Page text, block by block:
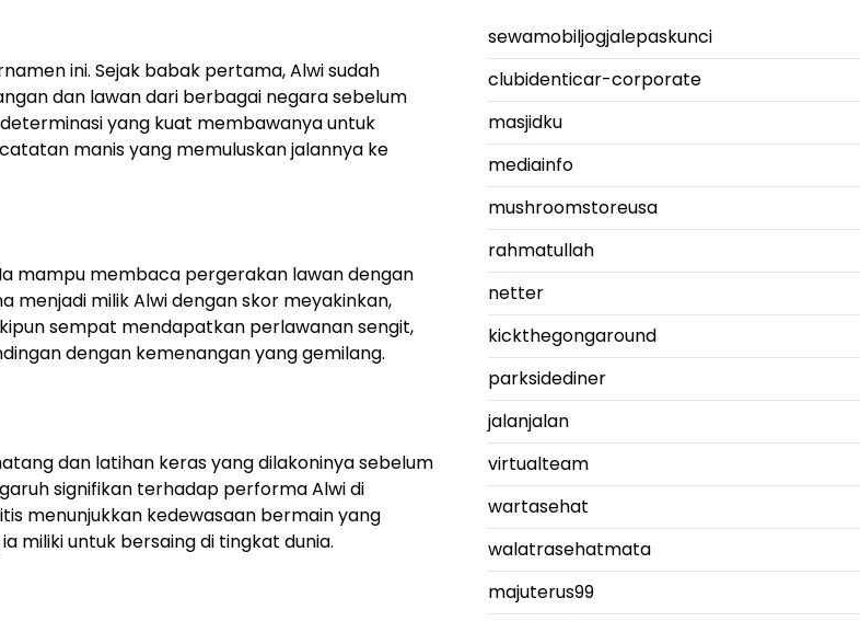
ini. Sejak babak pertama, Alwi sudah
dan lawan dari berbagai negara sebelum
yang kuat membawanya untuk
manis yang memuluskan jalannya ke
mampu membaca pergerakan lawan dengan
menjadi milik Alwi dengan skor meyakinkan,
sempat mendapatkan perlawanan sengit,
dengan kemenangan yang gemilang.
dan latihan keras yang dilakoninya sebelum
signifikan terhadap performa Alwi di
menunjukkan kedewasaan bermain yang
miliki untuk bersaing di tingkat dunia.
sewamobiljogjalepaskunci
clubidenticar-corporate
masjidku
mediainfo
mushroomstoreusa
rahmatullah
netter
kickthegongaround
parksidediner
jalanjalan
virtualteam
wartasehat
walatrasehatmata
majuterus99